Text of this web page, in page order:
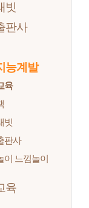
빗
판사
능계발
육
빗
판사
이 느낌놀이
육